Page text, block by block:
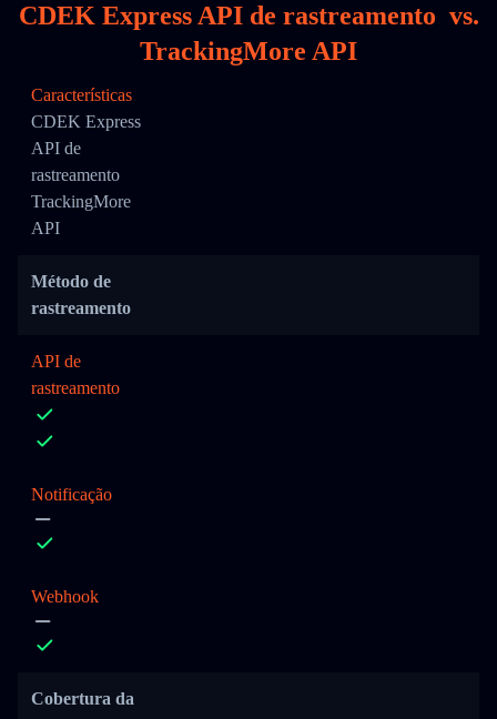
CDEK Express API de rastreamento vs.
TrackingMore API
Características
CDEK Express
API de
rastreamento
TrackingMore
API
Método de
rastreamento
API de
rastreamento
Notificação
Webhook
Cobertura da